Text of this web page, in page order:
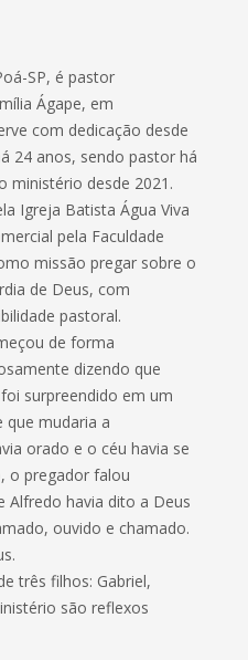
SP, é pastor
Ágape, em
com dedicação desde
24 anos, sendo pastor há
ministério desde 2021.
Igreja Batista Água Viva
pela Faculdade
missão pregar sobre o
de Deus, com
pastoral.
de forma
dizendo que
surpreendido em um
que mudaria a
orado e o céu havia se
o pregador falou
Alfredo havia dito a Deus
ouvido e chamado.
três filhos: Gabriel,
são reflexos